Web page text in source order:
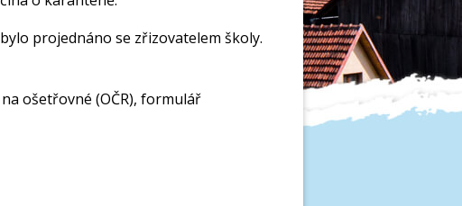
projednáno se zřizovatelem školy.
ošetřovné (OČR), formulář